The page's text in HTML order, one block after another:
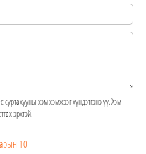
хэм хэмжээг хүндэтгэнэ үү. Хэм
эрхтэй.
10